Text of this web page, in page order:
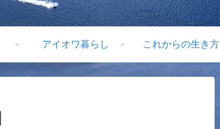
アイオワ暮らし これからの生き方